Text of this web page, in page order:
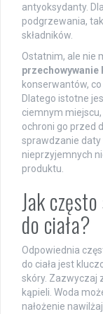
antyoksydanty.
podgrzewania,
składników.
Ostatnim, ale nie
przechowywanie
konserwantów,
Dlatego istotne
ciemnym
ochroni go przed
sprawdzanie daty
nieprzyjemnych
produktu.
Jak
do ciała?
Odpowiednia
do ciała jest
skóry. Zazwyczaj
kąpieli. Woda
nałożenie